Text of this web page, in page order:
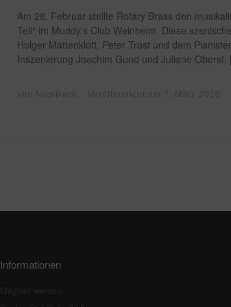
Am 28. Februar stellte Rotary Brass den
Teil“ im Muddy’s Club Weinheim. Diese
Holger Mattenklott, Peter Trost und dem
Inszenierung Joachim Gund und Juliane
von NicoBeck Veröffentlicht am 7. März 2020
Informationen